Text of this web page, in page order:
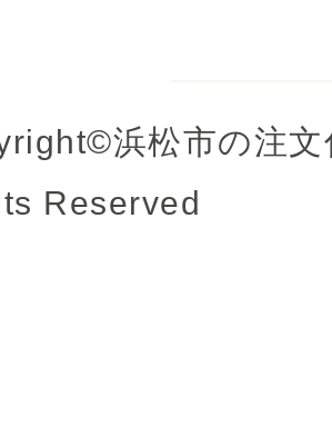
浜松市の注文
Reserved